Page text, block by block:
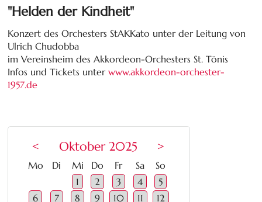
"Helden der Kindheit"
Konzert des Orchesters StAKKato unter der Leitung von
Ulrich Chudobba
im Vereinsheim des Akkordeon-Orchesters St. Tönis
Infos und Tickets unterwww.akkordeon-orchester-
1957.de
< Oktober 2025 >
Montag
Di enstag
Mittwoch
Do nnerstag
Freitag
Samstag
So
1
2 3 4
5
6
7 8 9 10 11 12